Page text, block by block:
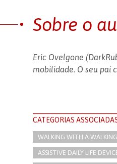
Sobre o
Eric Ovelgone
mobilidade. O seu pai
CATEGORIAS
WALKING WITH A
ASSISTIVE DAILY LIFE